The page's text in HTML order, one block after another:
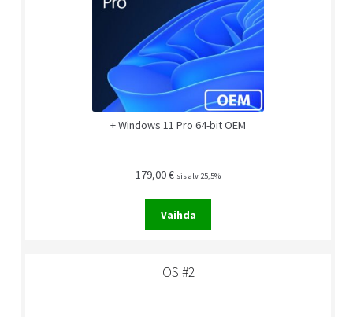
+ Windows 11 Pro 64-bit OEM
179,00€ sis alv 25,5%
Vaihda
OS #2